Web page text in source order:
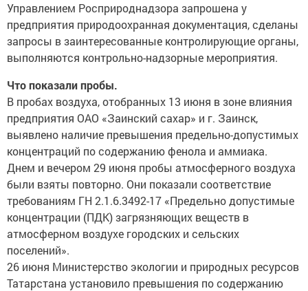
Управлением Росприроднадзора запрошена у
предприятия природоохранная документация, сделаны
запросы в заинтересованные контролирующие органы,
выполняются контрольно-надзорные мероприятия.
Что показали пробы.
В пробах воздуха, отобранных 13 июня в зоне влияния
предприятия ОАО «Заинский сахар» и г. Заинск,
выявлено наличие превышения предельно-допустимых
концентраций по содержанию фенола и аммиака.
Днем и вечером 29 июня пробы атмосферного воздуха
были взяты повторно. Они показали соответствие
требованиям ГН 2.1.6.3492-17 «Предельно допустимые
концентрации (ПДК) загрязняющих веществ в
атмосферном воздухе городских и сельских
поселений».
26 июня Министерство экологии и природных ресурсов
Татарстана установило превышения по содержанию